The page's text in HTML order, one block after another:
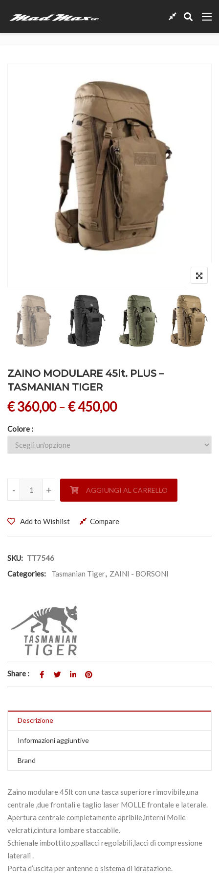
ZAINO MODULARE 45lt. PLUS –
TASMANIAN TIGER
€360,00– €450,00
Colore
ZAINO MODULARE 45lt. PLUS - TASMANIAN TIGER
+
- +
- AGGIUNGI AL CARRELLO
Add to Wishlist Compare
SKU: TT7546
Categories:
Tasmanian Tiger, ZAINI - BORSONI
Share :
Descrizione
Informazioni aggiuntive
Brand
Zaino modulare 45lt con una tasca superiore rimovibile,una
centrale ,due frontali e taglio laser MOLLE frontale e laterale.
Apertura centrale completamente apribile,interni Molle
velcrati,cintura lombare staccabile.
Schienale imbottito,spallacci regolabili,lacci di compressione
laterali .
Porta d’uscita per antenne o sistema di idratazione.